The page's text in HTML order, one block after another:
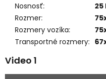
Nosnosť:
25
Rozmer:
Rozmery vozíka:
Transportné rozmery:
Video 1